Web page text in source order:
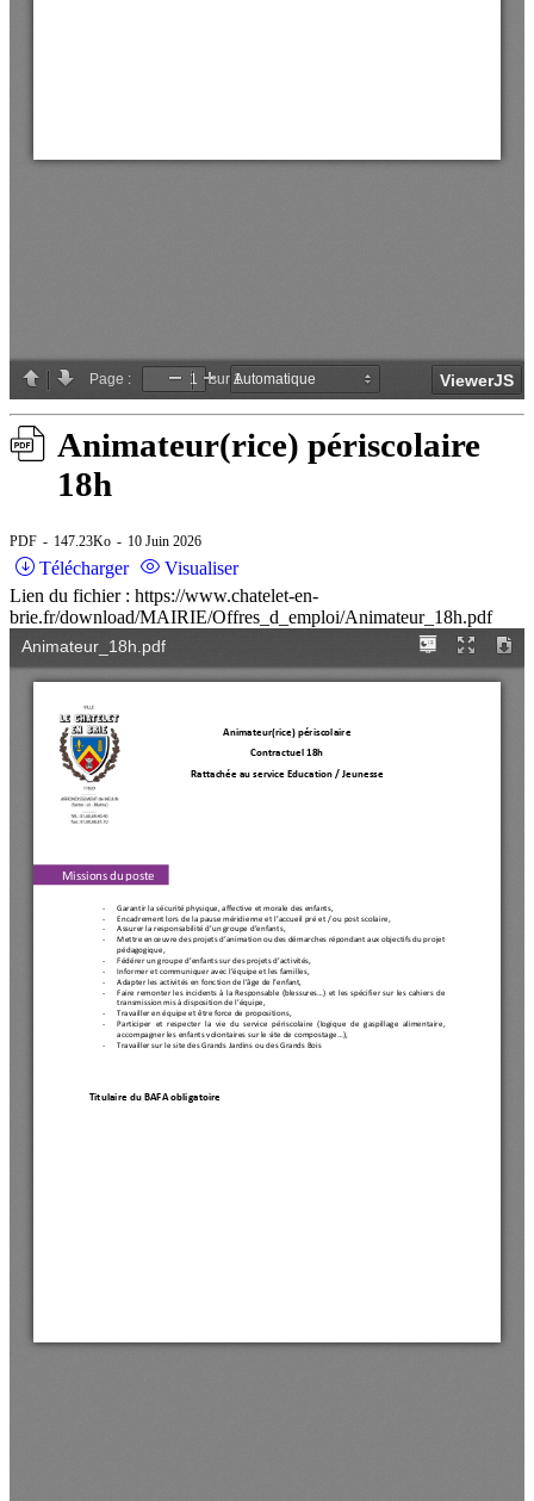
Animateur(rice) périscolaire
18h
PDF 147.23Ko 10 Juin 2026
Télécharger
Visualiser
Lien du fichier : https://www.chatelet-en-
brie.fr/download/MAIRIE/Offres_d_emploi/Animateur_18h.pdf